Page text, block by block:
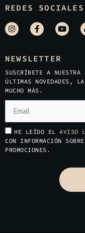
REDES SOCIALES
NEWSLETTER
SUSCRÍBETE A
ÚLTIMAS NOVEDADES,
MUCHO MÁS.
HE LEÍDO EL AVISO
CON INFORMACIÓN
PROMOCIONES.